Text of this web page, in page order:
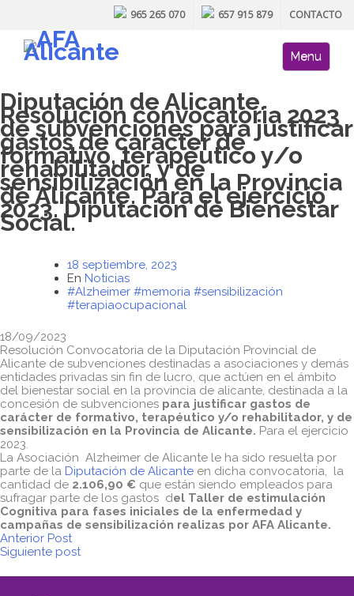
965 265 070 657 915 879 CONTACTO
AFA site
Skip to content
Menu
Diputación de Alicante.
Resolución convocatoria 2023
de subvenciones para justificar
gastos de carácter de
formativo, terapéutico y/o
rehabilitador, y de
sensibilización en la Provincia
de Alicante. Para el ejercicio
2023. Diputación de Bienestar
Social.
18 septiembre, 2023
En Noticias
#Alzheimer #memoria #sensibilización
#terapiaocupacional
18/09/2023
Resolución Convocatoria de la Diputación Provincial de
Alicante de subvenciones destinadas a asociaciones y demás
entidades privadas sin fin de lucro, que actúen en el ámbito
del bienestar social en la provincia de alicante, destinada a la
concesión de subvenciones para justificar gastos de
carácter de formativo, terapéutico y/o rehabilitador, y de
sensibilización en la Provincia de Alicante. Para el ejercicio
2023.
La Asociación Alzheimer de Alicante le ha sido resuelta por
parte de la Diputación de Alicante en dicha convocatoria, la
cantidad de 2.106,90 € que están siendo empleados para
sufragar parte de los gastos del Taller de estimulación
Cognitiva para fases iniciales de la enfermedad y
campañas de sensibilización realizas por AFA Alicante.
Anterior Post
Siguiente post